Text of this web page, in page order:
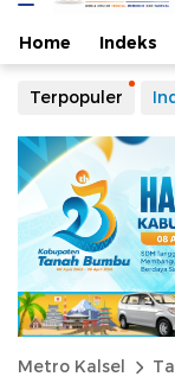
Home Indeks
Terpopuler
Metro Kalsel